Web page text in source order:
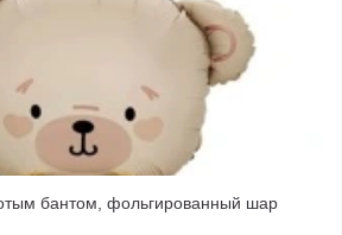
бантом, фольгированный шар